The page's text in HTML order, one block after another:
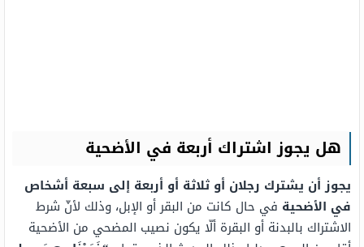
هل يجوز اشتراك أربعة في الأضحية
يجوز أن يشترك رجلان أو ثلاثة أو أربعة إلى سبعة أشخاص
في الأضحية في حال كانت من البقر أو الإبل، وذلك لأنّ شرط
الاشتراك بالبدنة أو البقرة ألّا يكون نصيب المضحي من الأضحية